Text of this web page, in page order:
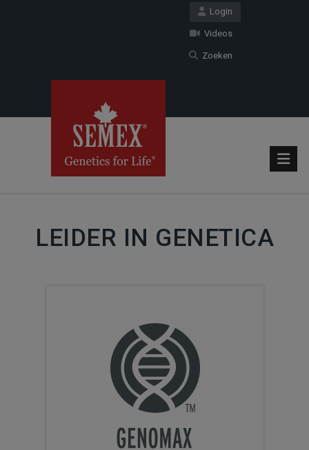
Login
Videos
Zoeken
LEIDER IN GENETICA